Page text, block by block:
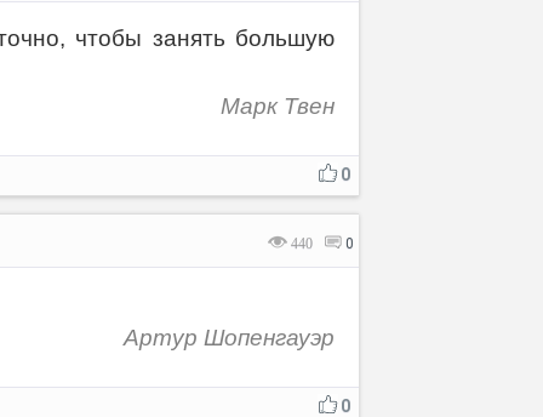
чтобы занять большую
Марк Твен
0
440 0
Артур Шопенгауэр
0